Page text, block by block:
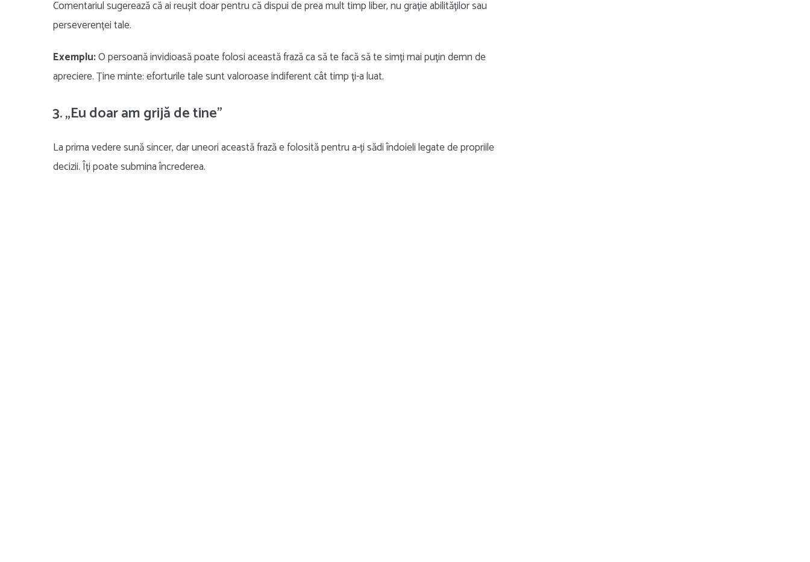
Comentariul sugerează că ai reușit doar pentru că dispui de prea mult timp liber, nu grație abilităților sau
perseverenței tale.
Exemplu:O persoană invidioasă poate folosi această frază ca să te facă să te simți mai puțin demn de
apreciere. Ține minte: eforturile tale sunt valoroase indiferent cât timp ți-a luat.
3. „Eu doar am grijă de tine”
La prima vedere sună sincer, dar uneori această frază e folosită pentru a-ți sădi îndoieli legate de propriile
decizii. Îți poate submina încrederea.